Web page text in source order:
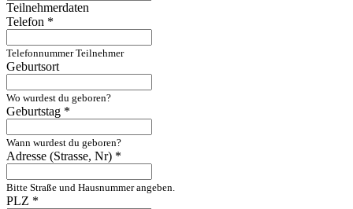
Teilnehmerdaten
Telefon *
Telefonnummer Teilnehmer
Geburtsort
Wo wurdest du geboren?
Geburtstag *
Wann wurdest du geboren?
Adresse (Strasse, Nr) *
Bitte Straße und Hausnummer angeben.
PLZ *